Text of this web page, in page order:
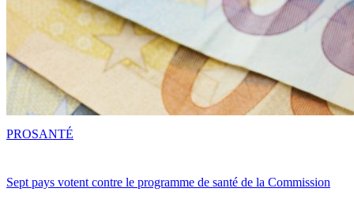
Sept pays votent contre le programme de santé de la Commission
PROSANTÉ